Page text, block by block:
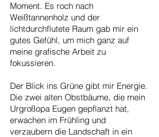
Moment. Es roch nach
Weißtannenholz und der
lichtdurchflutete Raum gab mir ein
gutes Gefühl, um mich ganz auf
meine grafische Arbeit zu
fokussieren.
Der Blick ins Grüne gibt mir Energie.
Die zwei alten Obstbäume, die mein
Urgroßopa Eugen gepflanzt hat,
erwachen im Frühling und
verzaubern die Landschaft in ein